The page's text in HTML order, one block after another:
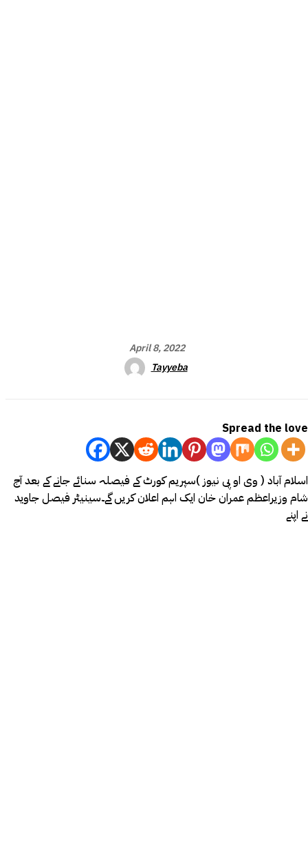
April 8, 2022
Tayyeba
Spread the love
اسلام آباد ( وی او پی نیوز )سپریم کورٹ کے فیصلہ سنائے جانے کے بعد آج
شام وزیراعظم عمران خان ایک اہم اعلان کریں گے۔سینیٹر فیصل جاوید
نے اپنے